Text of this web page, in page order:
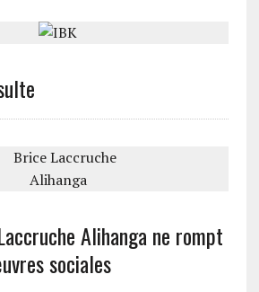
Alihanga ne rompt
sociales